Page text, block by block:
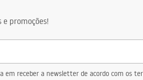
promoções!
em receber a newsletter de acordo com os